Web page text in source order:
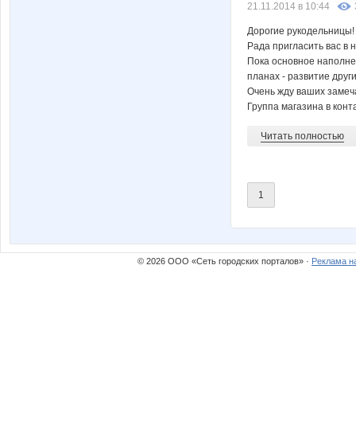
21.11.2014 в 10:44
Дорогие рукодельницы!
Рада пригласить вас в
Пока основное
планах - развитие
Очень жду ваших
Группа магазина в
Читать полностью
1
© 2026 ООО «Сеть городских порталов» · Реклама